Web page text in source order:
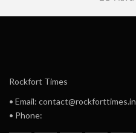
Rockfort Times
• Email: contact@rockforttimes.in
• Phone: